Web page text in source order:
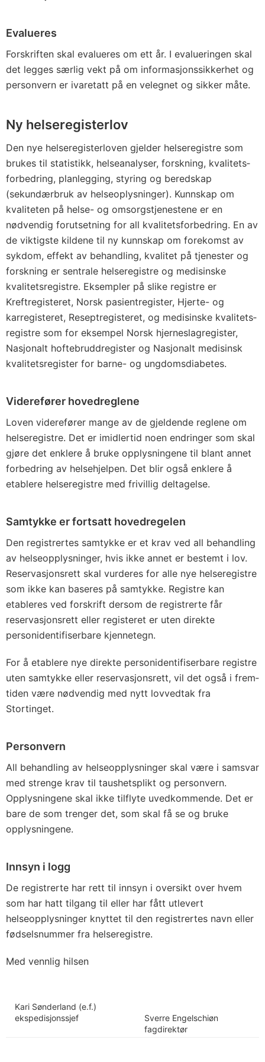
Evalueres
Forskriften skal evalueres om ett år. I evalueringen skal
det legges særlig vekt på om informasjonssikkerhet og
personvern er ivaretatt på en velegnet og sikker måte.
Ny helseregisterlov
Den nye helseregisterloven gjelder helseregistre som
brukes til statistikk, helseanalyser, forskning, kvalitets­
forbedring, planlegging, styring og beredskap
(sekundærbruk av helseoplysninger). Kunnskap om
kvaliteten på helse- og omsorgstjenestene er en
nødvendig forutsetning for all kvalitets­forbedring. En av
de viktigste kildene til ny kunnskap om forekomst av
sykdom, effekt av behandling, kvalitet på tjenester og
forskning er sentrale helseregistre og medisinske
kvalitets­registre. Eksempler på slike registre er
Kreftregisteret, Norsk pasient­register, Hjerte- og
karregisteret, Reseptregisteret, og medisinske kvalitets­
registre som for eksempel Norsk hjerneslagregister,
Nasjonalt hoftebruddregister og Nasjonalt medisinsk
kvalitetsregister for barne- og ungdomsdiabetes.
Viderefører hovedreglene
Loven viderefører mange av de gjeldende reglene om
helseregistre. Det er imidlertid noen endringer som skal
gjøre det enklere å bruke opplysningene til blant annet
forbedring av helsehjelpen. Det blir også enklere å
etablere helseregistre med frivillig deltagelse.
Samtykke er fortsatt hovedregelen
Den registrertes samtykke er et krav ved all behandling
av helse­opplysninger, hvis ikke annet er bestemt i lov.
Reservasjonsrett skal vurderes for alle nye helseregistre
som ikke kan baseres på samtykke. Registre kan
etableres ved forskrift dersom de registrerte får
reservasjons­rett eller registeret er uten direkte
personidentifiserbare kjennetegn.
For å etablere nye direkte personidentifiserbare registre
uten samtykke eller reservasjonsrett, vil det også i frem­
tiden være nødvendig med nytt lovvedtak fra
Stortinget.
Personvern
All behandling av helseopplysninger skal være i samsvar
med strenge krav til taushets­plikt og personvern.
Opplysningene skal ikke tilflyte uvedkommende. Det er
bare de som trenger det, som skal få se og bruke
opplysningene.
Innsyn i logg
De registrerte har rett til innsyn i oversikt over hvem
som har hatt tilgang til eller har fått utlevert
helseopplysninger knyttet til den registrertes navn eller
fødselsnummer fra helseregistre.
Med vennlig hilsen
Kari Sønderland (e.f.)
ekspedisjonssjef
Sverre Engelschiøn
fagdirektør